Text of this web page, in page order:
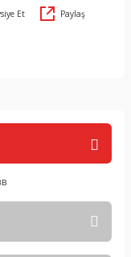
Et Paylaş